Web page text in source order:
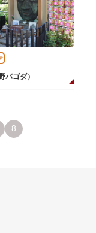
パゴダ）
8